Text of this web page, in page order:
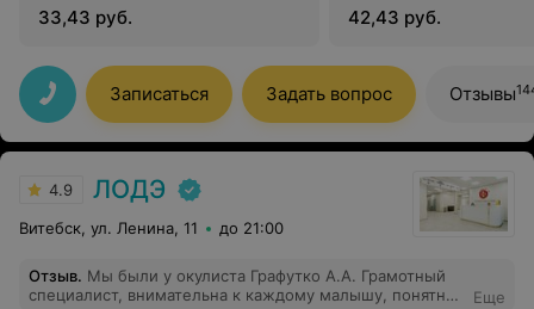
33,43 руб. 42,43 руб.
Записаться Задать вопрос Отзывы
4.9 ЛОДЭ
Витебск, ул. Ленина, 11 до 21:00
Отзыв. Мы были у окулиста Графутко А.А. Грамотный
специалист, внимательна к каждому малышу, понятно
Еще